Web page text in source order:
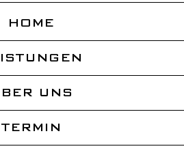
HOME
UNS
TERMIN